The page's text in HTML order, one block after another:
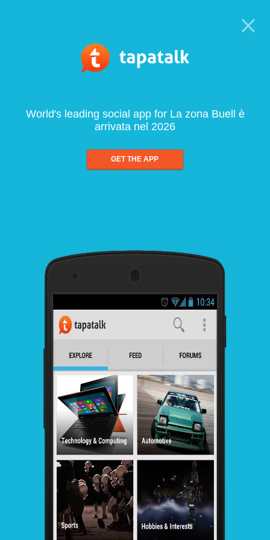
World's leading social app for La zona Buell è
arrivata nel 2026
GET THE APP